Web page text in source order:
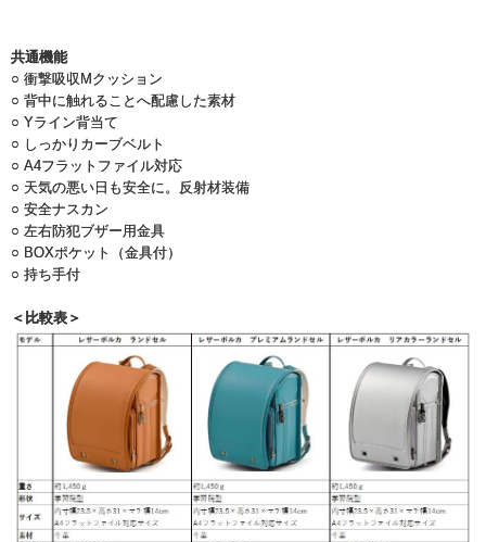
共通機能
○ 衝撃吸収Mクッション
○ 背中に触れることへ配慮した素材
○ Yライン背当て
○ しっかりカーブベルト
○ A4フラットファイル対応
○ 天気の悪い日も安全に。反射材装備
○ 安全ナスカン
○ 左右防犯ブザー用金具
○ BOXポケット（金具付）
○ 持ち手付
＜比較表＞